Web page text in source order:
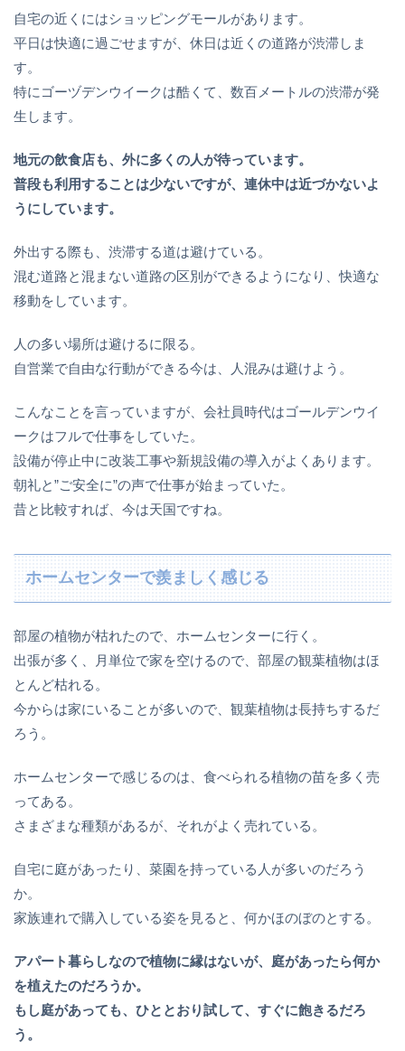
自宅の近くにはショッピングモールがあります。
平日は快適に過ごせますが、休日は近くの道路が渋滞しま
す。
特にゴーヅデンウイークは酷くて、数百メートルの渋滞が発
生します。
地元の飲食店も、外に多くの人が待っています。
普段も利用することは少ないですが、連休中は近づかないよ
うにしています。
外出する際も、渋滞する道は避けている。
混む道路と混まない道路の区別ができるようになり、快適な
移動をしています。
人の多い場所は避けるに限る。
自営業で自由な行動ができる今は、人混みは避けよう。
こんなことを言っていますが、会社員時代はゴールデンウイ
ークはフルで仕事をしていた。
設備が停止中に改装工事や新規設備の導入がよくあります。
朝礼と”ご安全に”の声で仕事が始まっていた。
昔と比較すれば、今は天国ですね。
ホームセンターで羨ましく感じる
部屋の植物が枯れたので、ホームセンターに行く。
出張が多く、月単位で家を空けるので、部屋の観葉植物はほ
とんど枯れる。
今からは家にいることが多いので、観葉植物は長持ちするだ
ろう。
ホームセンターで感じるのは、食べられる植物の苗を多く売
ってある。
さまざまな種類があるが、それがよく売れている。
自宅に庭があったり、菜園を持っている人が多いのだろう
か。
家族連れで購入している姿を見ると、何かほのぼのとする。
アパート暮らしなので植物に縁はないが、庭があったら何か
を植えたのだろうか。
もし庭があっても、ひととおり試して、すぐに飽きるだろ
う。